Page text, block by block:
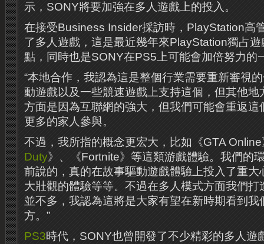
示，SONY將要加強在多人遊戲上的投入。
在接受Business Insider採訪時，PlayStation高
了多人遊戲，這是最近幾年來PlayStation獨占
點，同時也是SONY在PS5上可能會加倍努力的
“本地合作，我認為這是整個行業需要重新審視
動遊戲以及一些競速遊戲上支持這個，但其他地
方面是因為互聯網的強大，但我們可能會重返這
更多的家人參與。
不過，我所指的概念更宏大，比如《GTA
Duty》、《Fortnite》等這類游戲體驗。我們的
前說的，真的在故事驅動遊戲體驗上投入了重大
大壯觀的體驗等等。不過在多人模式方面我們
並不多，我認為這將是大家有望在新時期看到
方。”
PS3時代，SONY也曾開發了不少精彩的多人遊